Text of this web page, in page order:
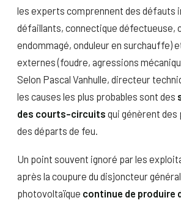
les experts comprennent des défauts
défaillants, connectique défectueuse,
endommagé, onduleur en surchauffe)
externes (foudre, agressions
Selon Pascal Vanhulle, directeur
les causes les plus probables sont des
des courts-circuits qui génèrent des
des départs de feu.
Un point souvent ignoré par les
après la coupure du disjoncteur
photovoltaïque continue de produire